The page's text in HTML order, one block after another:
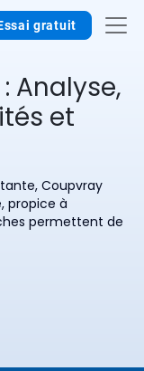
gratuit
: Analyse,
et
Coupvray
propice à
permettent de